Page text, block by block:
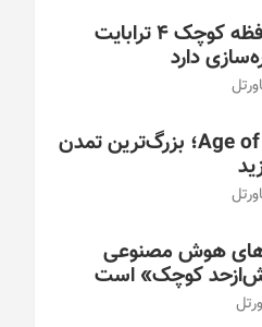
این کارت حافظه کوچک ۴ ترابایت
دارد
بازی/ Age of 2048؛ بزرگ‌ترین تمدن
هوش مصنوعی
کوچک» است